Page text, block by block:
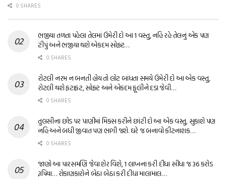
0 SHARES
ભજીયા તળતા પહેલા તેલમાં ઉમેરી દો આ 1 વસ્તુ, નહિ રહે તેલનું એક પણ
ટીપું અને ભજીયા થશે એકદમ સોફ્ટ…
0 SHARES
રોટલી નરમ ન બનતી હોય તો લોટ બાંધતા સમયે ઉમેરી દો આ એક વસ્તુ,
રોટલી થશે ફટાફટ, સોફ્ટ અને એકદમ ફૂલીને દડા જેવી…
0 SHARES
તુલસીના છોડ પર પાણીમાં મિક્સ કરીને છાંટી દો આ એક વસ્તુ, સુકાશે પણ
નહિ અને બધી જીવાત પણ ભાગી જશે. ઘરે જ બનાવો કીટનાશક…
0 SHARES
જાણો આ પારસમણિ જેવા શેર વિશે, 1 લાખના કરી દીધા સીધા જ 36 કરોડ
રૂપિયા… રોકાણકારોને બેઠા બેઠા કરી દીધા માલામાલ…